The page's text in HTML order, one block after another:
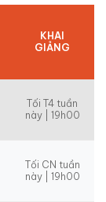
KHAI
GIẢNG
Tối T4 tuần
này | 19h00
Tối CN tuần
này | 19h00